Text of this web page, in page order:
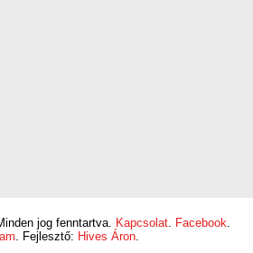
jog fenntartva. Kapcsolat Facebook
. Fejlesztő: Hives Áron.